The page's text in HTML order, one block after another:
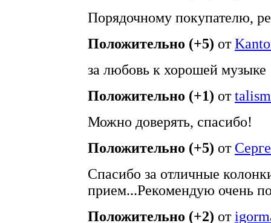
Порядочному покупателю,
Положительно (+5) от
за любовь к хорошей музыке
Положительно (+1) от
Можно доверять, спасибо!
Положительно (+5) от
Спасибо за отличные
прием...Рекомендую очень
Положительно (+2) от